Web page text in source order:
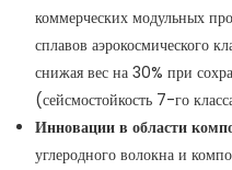
коммерческих модульных
сплавов аэрокосмического
снижая вес на 30% при
(сейсмостойкость 7-го
Инновации в области
углеродного волокна и